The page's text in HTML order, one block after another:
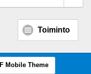
Toiminto
Mobile Theme